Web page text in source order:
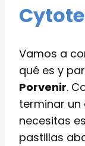
Vamos a
qué es y
Porvenir.
terminar un
necesitas
pastillas